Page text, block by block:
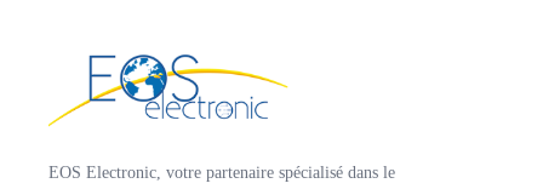
EOS Electronic, votre partenaire spécialisé dans le